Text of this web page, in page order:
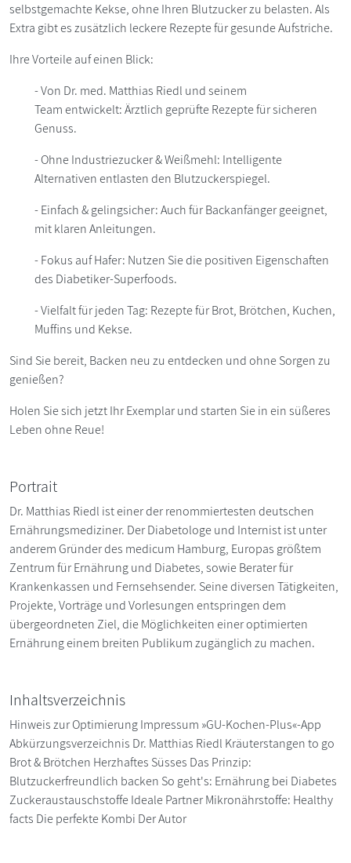
selbstgemachte Kekse, ohne Ihren Blutzucker zu belasten. Als
Extra gibt es zusätzlich leckere Rezepte für gesunde Aufstriche.
Ihre Vorteile auf einen Blick:
- Von Dr. med. Matthias Riedl und seinem
Team entwickelt: Ärztlich geprüfte Rezepte für sicheren
Genuss.
- Ohne Industriezucker & Weißmehl: Intelligente
Alternativen entlasten den Blutzuckerspiegel.
- Einfach & gelingsicher: Auch für Backanfänger geeignet,
mit klaren Anleitungen.
- Fokus auf Hafer: Nutzen Sie die positiven Eigenschaften
des Diabetiker-Superfoods.
- Vielfalt für jeden Tag: Rezepte für Brot, Brötchen, Kuchen,
Muffins und Kekse.
Sind Sie bereit, Backen neu zu entdecken und ohne Sorgen zu
genießen?
Holen Sie sich jetzt Ihr Exemplar und starten Sie in ein süßeres
Leben ohne Reue!
Portrait
Dr. Matthias Riedl ist einer der renommiertesten deutschen
Ernährungsmediziner. Der Diabetologe und Internist ist unter
anderem Gründer des medicum Hamburg, Europas größtem
Zentrum für Ernährung und Diabetes, sowie Berater für
Krankenkassen und Fernsehsender. Seine diversen Tätigkeiten,
Projekte, Vorträge und Vorlesungen entspringen dem
übergeordneten Ziel, die Möglichkeiten einer optimierten
Ernährung einem breiten Publikum zugänglich zu machen.
Inhaltsverzeichnis
Hinweis zur Optimierung Impressum »GU-Kochen-Plus«-App
Abkürzungsverzeichnis Dr. Matthias Riedl Kräuterstangen to go
Brot & Brötchen Herzhaftes Süsses Das Prinzip:
Blutzuckerfreundlich backen So geht's: Ernährung bei Diabetes
Zuckeraustauschstoffe Ideale Partner Mikronährstoffe: Healthy
facts Die perfekte Kombi Der Autor